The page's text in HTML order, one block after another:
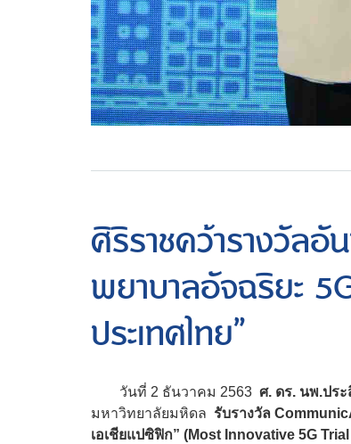
ศิริราชคว้ารางวัลอั
พยาบาลอัจฉริยะ
ประเทศไทย”
วันที่ 2 ธันวาคม 2563 ศ. ดร. นพ.ปร
มหาวิทยาลัยมหิดล รับรางวัล
เอเชียแปซิฟิก” (Most Innovative 5G